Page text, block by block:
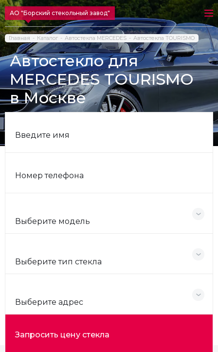
АО "Борский стекольный завод"
Главная Каталог Автостекла MERCEDES Автостекла TOURISMO
Автостекло для
MERCEDES TOURISMO
в Москве
Введите имя
Номер телефона
Выберите модель
Выберите тип стекла
Выберите адрес
Запросить цену стекла